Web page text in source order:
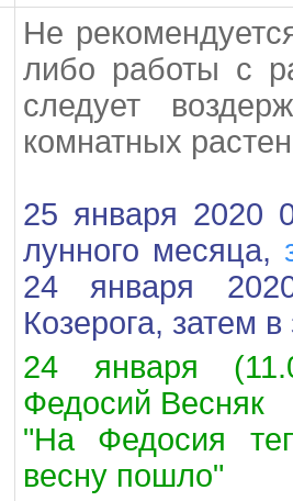
Не
либо работы с
следует
комнатных
25 января 2020
лунного месяца,
24 января
Козерога, затем
24 января
Федосий Весняк
"На Федосия
весну пошло"